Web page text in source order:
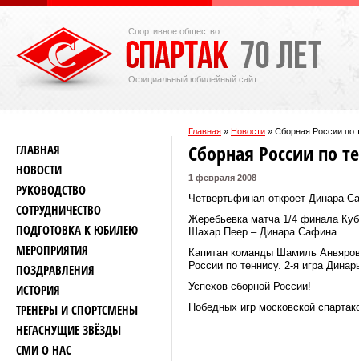
Спортивное общество
Официальный юбилейный сайт
Главная » Новости » Сборная России по
ГЛАВНАЯ
НОВОСТИ
РУКОВОДСТВО
СОТРУДНИЧЕСТВО
ПОДГОТОВКА К ЮБИЛЕЮ
МЕРОПРИЯТИЯ
ПОЗДРАВЛЕНИЯ
ИСТОРИЯ
ТРЕНЕРЫ И СПОРТСМЕНЫ
НЕГАСНУЩИЕ ЗВЁЗДЫ
СМИ О НАС
Сборная России по
1 февраля 2008
Четвертьфинал откроет Динара
Жеребьевка матча 1/4 финала
Шахар Пеер – Динара Сафина.
Капитан команды Шамиль
России по теннису. 2-я игра
Успехов сборной России!
Победных игр московской